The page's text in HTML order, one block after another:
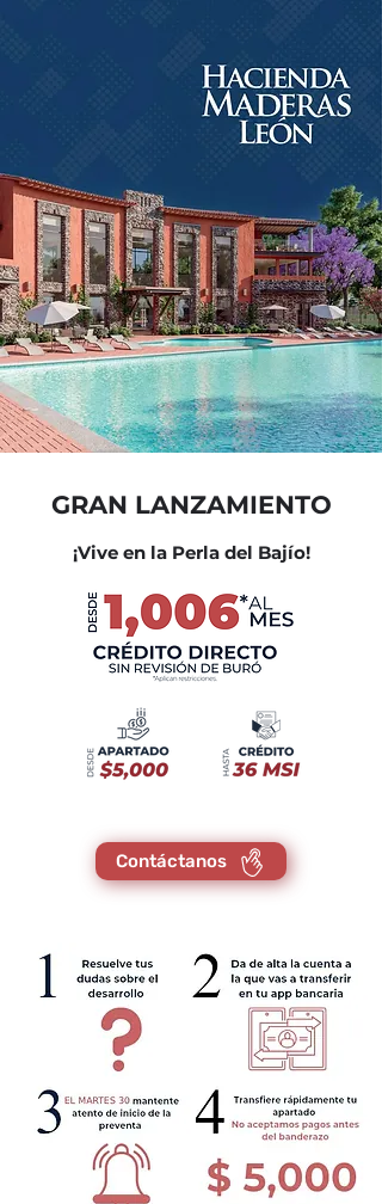
GRAN LANZAMIENTO
¡Vive en la Perla del Bajío!
Contáctanos